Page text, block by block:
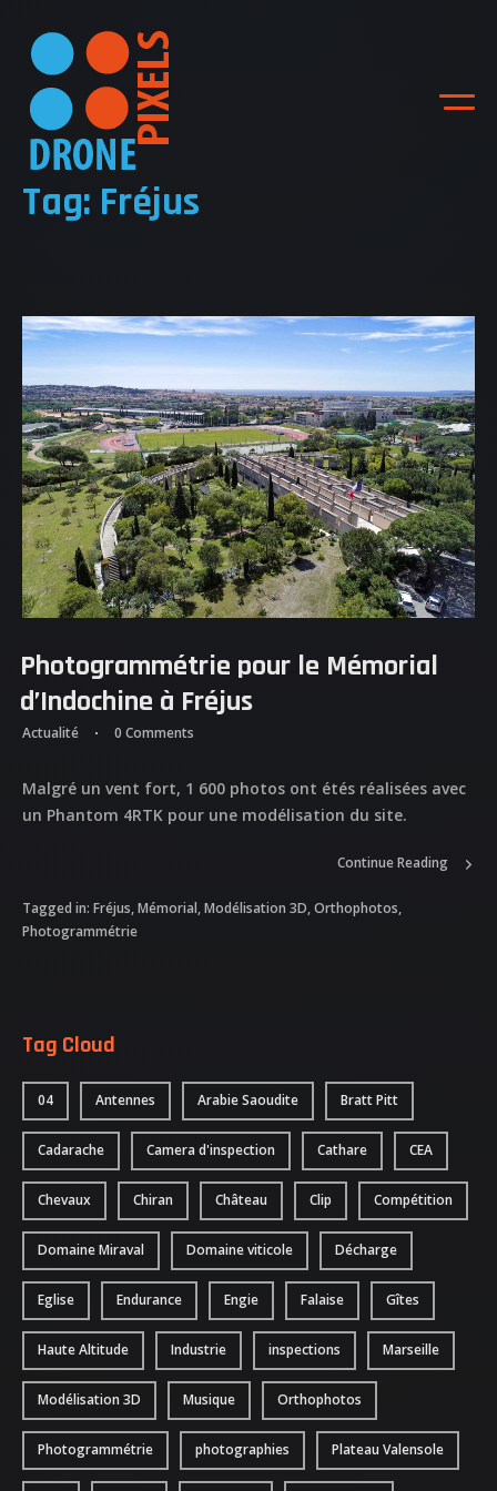
NOS DIFFERENTES
NOS REALISATIONS
NOUS CONTACTER
ATTESTATIONS
Tag: Fréjus
Photogrammétrie pour le Mémorial
d’Indochine à Fréjus
Actualité 0 Comments
Malgré un vent fort, 1 600 photos ont étés réalisées avec
un Phantom 4RTK pour une modélisation du site.
Tagged in: Fréjus,Mémorial,Modélisation 3D,Orthophotos,
Photogrammétrie
Continue Reading
Tag Cloud
04 Antennes Arabie Saoudite Bratt Pitt
Cadarache Camera d'inspection Cathare CEA
Chevaux Chiran Château Clip Compétition
Domaine Miraval Domaine viticole Décharge
Eglise Endurance Engie Falaise Gîtes
Haute Altitude Industrie inspections Marseille
Modélisation 3D Musique Orthophotos
Photogrammétrie photographies Plateau Valensole